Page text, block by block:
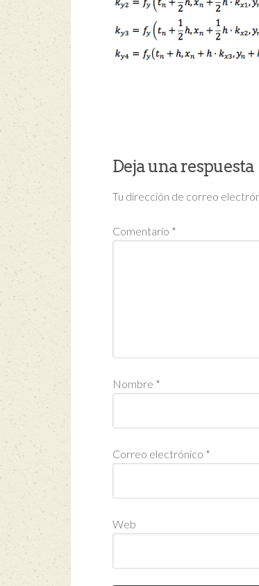
Deja una respuesta
Tu dirección de correo
Comentario *
Nombre *
Correo electrónico *
Web